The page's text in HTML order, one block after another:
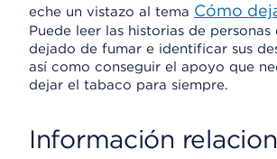
eche un vistazo al tema Cómo
Puede leer las historias de personas
dejado de fumar e identificar sus
así como conseguir el apoyo que
dejar el tabaco para siempre.
Información